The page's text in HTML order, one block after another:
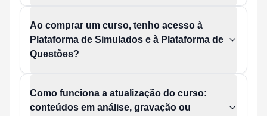
Ao comprar um curso, tenho acesso à
Plataforma de Simulados e à Plataforma de
Questões?
Como funciona a atualização do curso:
conteúdos em análise, gravação ou